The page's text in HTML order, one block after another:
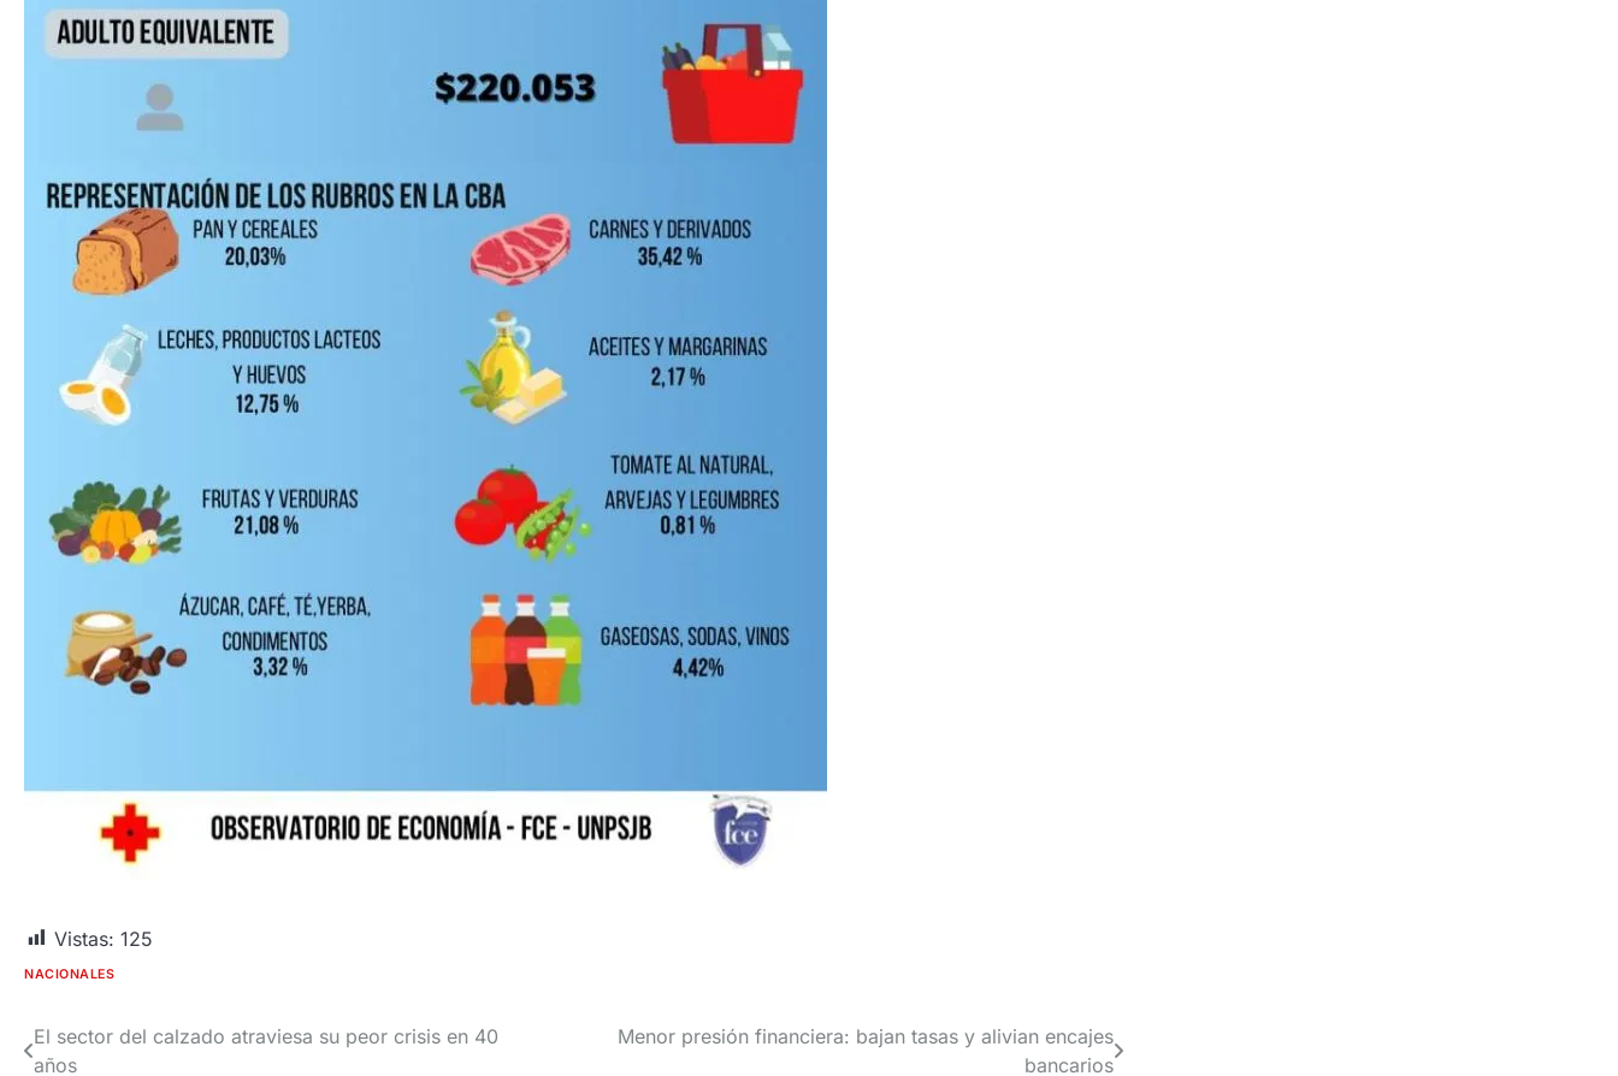
Vistas: 125
NACIONALES
Navegación
El sector del calzado atraviesa su peor crisis en 40
años
Menor presión financiera: bajan tasas y alivian encajes
bancarios